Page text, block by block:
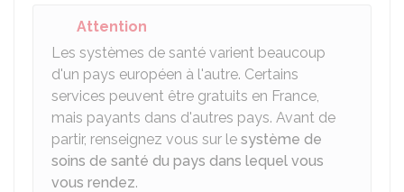
Attention
Les systèmes de santé varient beaucoup
d'un pays européen à l'autre. Certains
services peuvent être gratuits en France,
mais payants dans d'autres pays. Avant de
partir, renseignez vous sur le système de
soins de santé du pays dans lequel vous
vous rendez.